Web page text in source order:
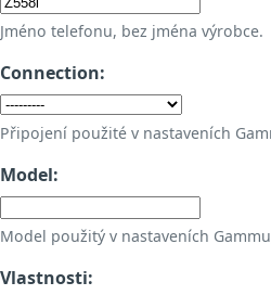
Jméno telefonu, bez jména výrobce.
Connection:
Připojení použité v nastaveních
Model:
Model použitý v nastaveních
Vlastnosti: